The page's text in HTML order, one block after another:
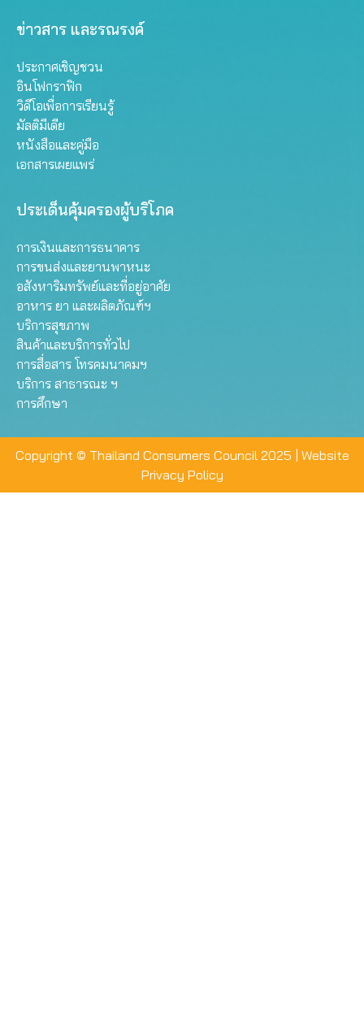
ข่าวสาร และรณรงค์
ประกาศเชิญชวน
อินโฟกราฟิก
วิดีโอเพื่อการเรียนรู้
มัลติมีเดีย
หนังสือและคู่มือ
เอกสารเผยแพร่
ประเด็นคุ้มครองผู้บริโภค
การเงินและการธนาคาร
การขนส่งและยานพาหนะ
อสังหาริมทรัพย์และที่อยู่อาศัย
อาหาร ยา และผลิตภัณฑ์ฯ
บริการสุขภาพ
สินค้าและบริการทั่วไป
การสื่อสาร โทรคมนาคมฯ
บริการ สาธารณะ ฯ
การศึกษา
Copyright © Thailand Consumers Council 2025 | Website
Privacy Policy